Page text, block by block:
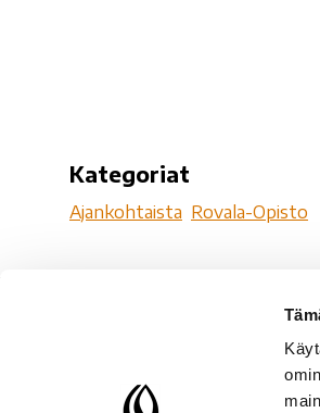
Kategoriat
Ajankohtaista Rovala-Opisto